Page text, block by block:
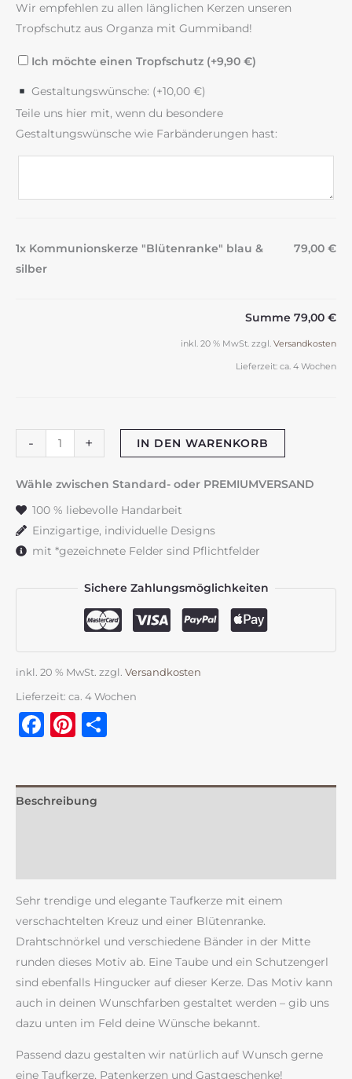
Wir empfehlen zu allen länglichen Kerzen unseren
Tropfschutz aus Organza mit Gummiband!
Ich möchte einen Tropfschutz (+9,90 €)
Gestaltungswünsche: (+10,00 €)
Teile uns hier mit, wenn du besondere
Gestaltungswünsche wie Farbänderungen hast:
1x Kommunionskerze "Blütenranke" blau &
silber
79,00 €
Summe 79,00 €
inkl. 20 % MwSt. zzgl. Versandkosten
Lieferzeit: ca. 4 Wochen
-
Kommunionskerze
"Blütenranke"
blau
Menge
+ IN DEN WARENKORB
Wähle zwischen Standard- oder PREMIUMVERSAND
100 % liebevolle Handarbeit
Einzigartige, individuelle Designs
mit *gezeichnete Felder sind Pflichtfelder
Sichere Zahlungsmöglichkeiten
inkl. 20 % MwSt. zzgl. Versandkosten
Lieferzeit: ca. 4 Wochen
Facebook
Pinterest
Beschreibung
Sehr trendige und elegante Taufkerze mit einem
verschachtelten Kreuz und einer Blütenranke.
Drahtschnörkel und verschiedene Bänder in der Mitte
runden dieses Motiv ab. Eine Taube und ein Schutzengerl
sind ebenfalls Hingucker auf dieser Kerze. Das Motiv kann
auch in deinen Wunschfarben gestaltet werden – gib uns
dazu unten im Feld deine Wünsche bekannt.
Passend dazu gestalten wir natürlich auf Wunsch gerne
eine Taufkerze, Patenkerzen und Gastgeschenke!